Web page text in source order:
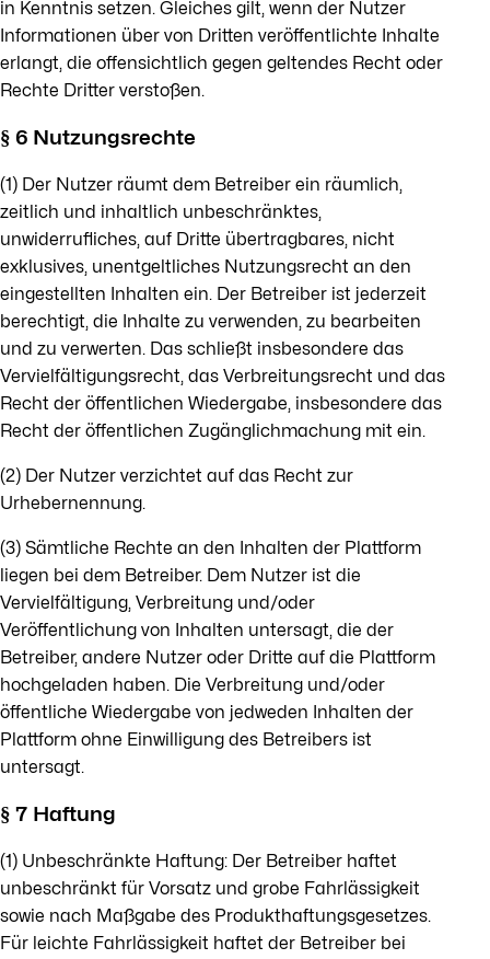
in Kenntnis setzen. Gleiches gilt, wenn der Nutzer
Informationen über von Dritten veröffentlichte Inhalte
erlangt, die offensichtlich gegen geltendes Recht oder
Rechte Dritter verstoßen.
§ 6 Nutzungsrechte
(1) Der Nutzer räumt dem Betreiber ein räumlich,
zeitlich und inhaltlich unbeschränktes,
unwiderrufliches, auf Dritte übertragbares, nicht
exklusives, unentgeltliches Nutzungsrecht an den
eingestellten Inhalten ein. Der Betreiber ist jederzeit
berechtigt, die Inhalte zu verwenden, zu bearbeiten
und zu verwerten. Das schließt insbesondere das
Vervielfältigungsrecht, das Verbreitungsrecht und das
Recht der öffentlichen Wiedergabe, insbesondere das
Recht der öffentlichen Zugänglichmachung mit ein.
(2) Der Nutzer verzichtet auf das Recht zur
Urhebernennung.
(3) Sämtliche Rechte an den Inhalten der Plattform
liegen bei dem Betreiber. Dem Nutzer ist die
Vervielfältigung, Verbreitung und/oder
Veröffentlichung von Inhalten untersagt, die der
Betreiber, andere Nutzer oder Dritte auf die Plattform
hochgeladen haben. Die Verbreitung und/oder
öffentliche Wiedergabe von jedweden Inhalten der
Plattform ohne Einwilligung des Betreibers ist
untersagt.
§ 7 Haftung
(1) Unbeschränkte Haftung: Der Betreiber haftet
unbeschränkt für Vorsatz und grobe Fahrlässigkeit
sowie nach Maßgabe des Produkthaftungsgesetzes.
Für leichte Fahrlässigkeit haftet der Betreiber bei